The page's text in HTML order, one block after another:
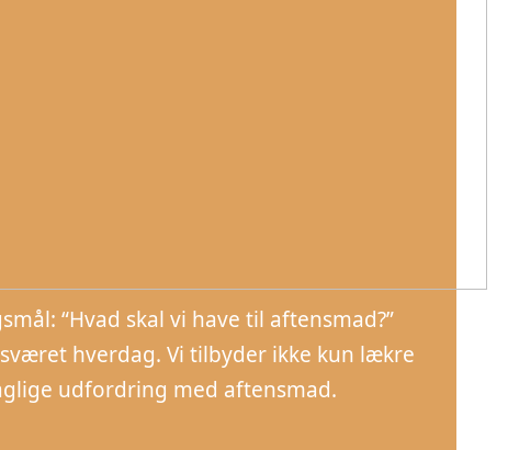
“Hvad skal vi have til aftensmad?”
hverdag. Vi tilbyder ikke kun lækre
udfordring med aftensmad.